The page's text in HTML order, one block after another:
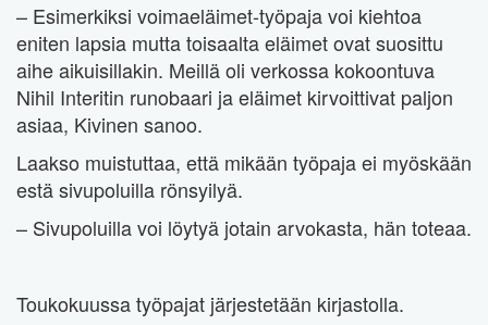
– Esimerkiksi voimaeläimet-työpaja voi kiehtoa
eniten lapsia mutta toisaalta eläimet ovat suosittu
aihe aikuisillakin. Meillä oli verkossa kokoontuva
Nihil Interitin runobaari ja eläimet kirvoittivat paljon
asiaa, Kivinen sanoo.
Laakso muistuttaa, että mikään työpaja ei myöskään
estä sivupoluilla rönsyilyä.
– Sivupoluilla voi löytyä jotain arvokasta, hän toteaa.
Toukokuussa työpajat järjestetään kirjastolla.